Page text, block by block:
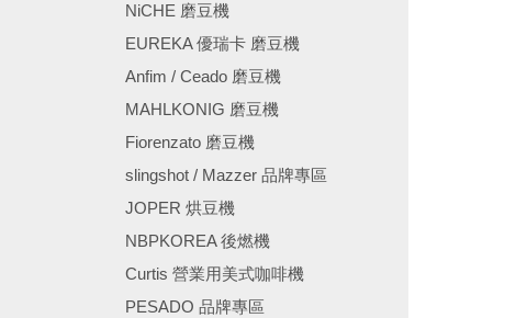
NiCHE 磨豆機
EUREKA 優瑞卡 磨豆機
Anfim / Ceado 磨豆機
MAHLKONIG 磨豆機
Fiorenzato 磨豆機
slingshot / Mazzer 品牌專區
JOPER 烘豆機
NBPKOREA 後燃機
Curtis 營業用美式咖啡機
PESADO 品牌專區